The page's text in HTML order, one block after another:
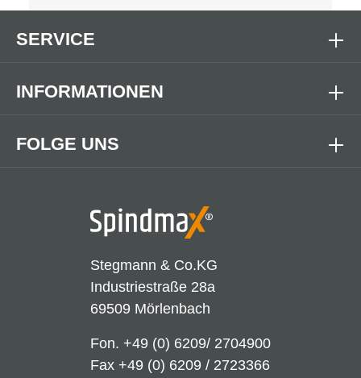
Stegmann & Co.KG
Industriestraße 28a
69509 Mörlenbach
Fon. +49 (0) 6209/ 2704900
Fax +49 (0) 6209 / 2723366
FOLGE UNS
SERVICE
INFORMATIONEN